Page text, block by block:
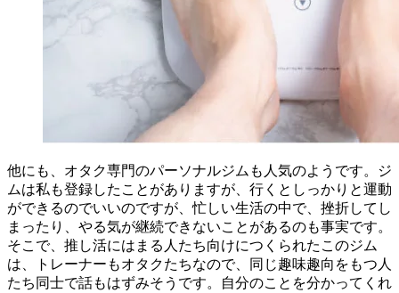
他にも、オタク専門のパーソナルジムも人気のようです。ジ
ムは私も登録したことがありますが、行くとしっかりと運動
ができるのでいいのですが、忙しい生活の中で、挫折してし
まったり、やる気が継続できないことがあるのも事実です。
そこで、推し活にはまる人たち向けにつくられたこのジム
は、トレーナーもオタクたちなので、同じ趣味趣向をもつ人
たち同士で話もはずみそうです。自分のことを分かってくれ